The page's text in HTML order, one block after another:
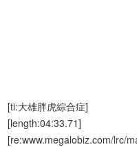
[ti:大雄胖虎綜合症]
[length:04:33.71]
[re:www.megalobiz.com/lrc/